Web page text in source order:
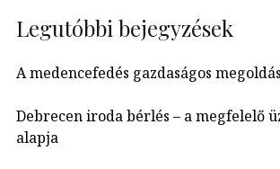
Legutóbbi bejegyzések
A medencefedés gazdaságos megoldás
Debrecen iroda bérlés – a megfelelő
alapja